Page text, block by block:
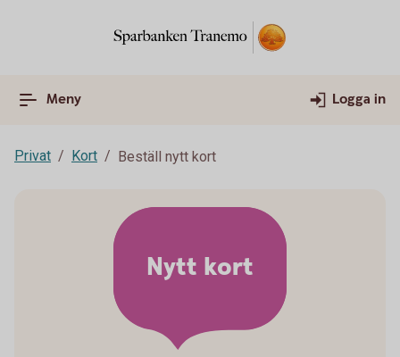
Meny Logga in
Privat Kort Beställ nytt kort
Nytt kort